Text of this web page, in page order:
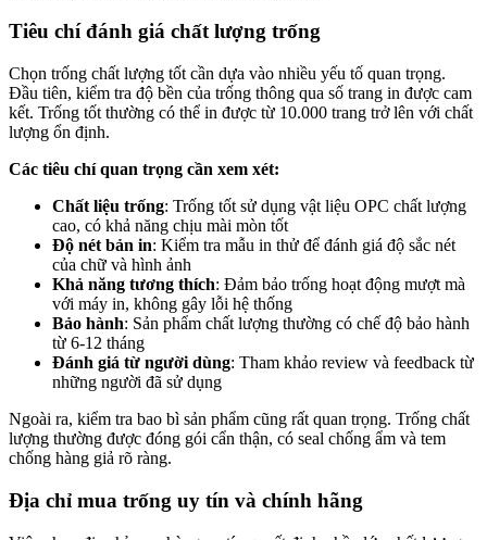
Tiêu chí đánh giá chất lượng trống
Chọn trống chất lượng tốt cần dựa vào nhiều yếu tố quan trọng.
Đầu tiên, kiểm tra độ bền của trống thông qua số trang in được cam
kết. Trống tốt thường có thể in được từ 10.000 trang trở lên với chất
lượng ổn định.
Các tiêu chí quan trọng cần xem xét:
Chất liệu trống: Trống tốt sử dụng vật liệu OPC chất lượng
cao, có khả năng chịu mài mòn tốt
Độ nét bản in: Kiểm tra mẫu in thử để đánh giá độ sắc nét
của chữ và hình ảnh
Khả năng tương thích: Đảm bảo trống hoạt động mượt mà
với máy in, không gây lỗi hệ thống
Bảo hành: Sản phẩm chất lượng thường có chế độ bảo hành
từ 6-12 tháng
Đánh giá từ người dùng: Tham khảo review và feedback từ
những người đã sử dụng
Ngoài ra, kiểm tra bao bì sản phẩm cũng rất quan trọng. Trống chất
lượng thường được đóng gói cẩn thận, có seal chống ẩm và tem
chống hàng giả rõ ràng.
Địa chỉ mua trống uy tín và chính hãng